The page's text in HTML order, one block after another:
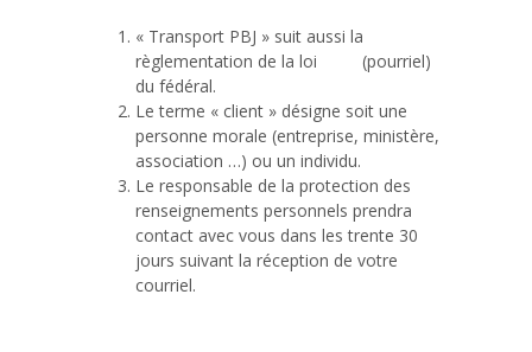
« Transport PBJ » suit aussi la
règlementation de la loi
(pourriel)
du fédéral.
Le terme « client » désigne soit une
personne morale (entreprise, ministère,
association …) ou un individu.
Le responsable de la protection des
renseignements personnels prendra
contact avec vous dans les trente 30
jours suivant la réception de votre
courriel.